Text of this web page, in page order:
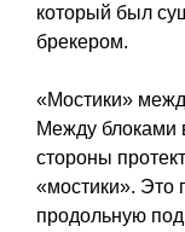
который был
брекером.
«Мостики»
Между блоками
стороны
«мостики». Это
продольную